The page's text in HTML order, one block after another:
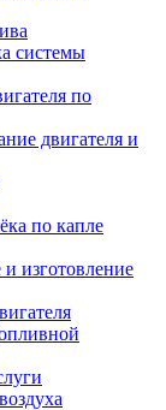
системы
по
двигателя и
по капле
изготовление